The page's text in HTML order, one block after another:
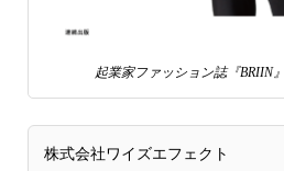
起業家ファッション誌『BRIIN
株式会社ワイズエフェクト